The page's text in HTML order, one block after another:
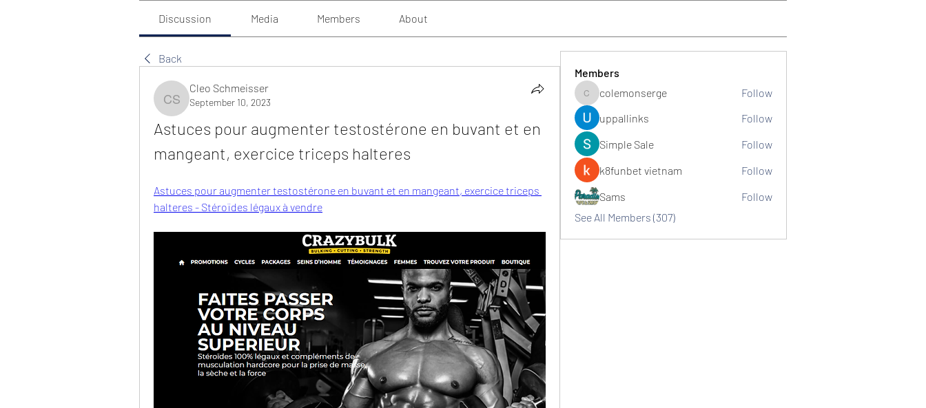
Discussion Media Members About
Back
Cleo Schmeisser
Cleo Schmeisser
September 10, 2023
Astuces pour augmenter testostérone en buvant et en
mangeant, exercice triceps halteres
Astuces pour augmenter testostérone en buvant et en mangeant, exercice triceps
halteres - Stéroïdes légaux à vendre
Members
colemonserge
colemonserge
Follow
uppallinks
Follow
Simple Sale
Follow
k8funbet vietnam
Follow
Sams
Follow
See All Members (307)